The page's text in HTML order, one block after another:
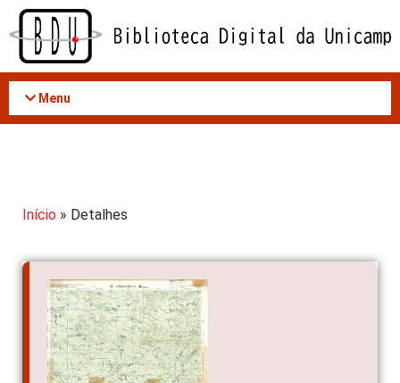
Acessar
conteúdo
Menu
Início » Detalhes